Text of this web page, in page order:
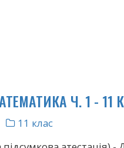
Ч. 1 - 11
11 клас